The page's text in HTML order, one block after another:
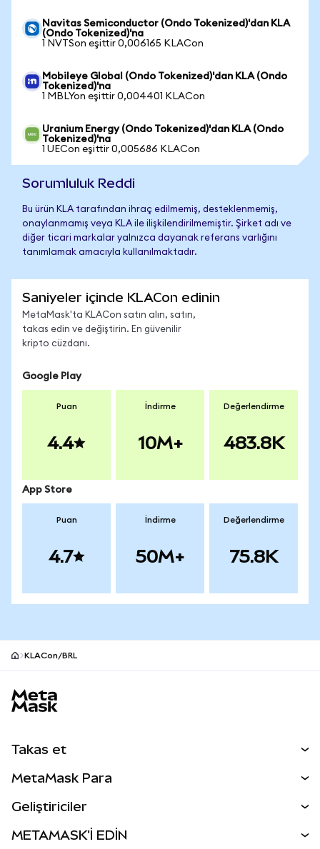
Navitas Semiconductor (Ondo Tokenized)'dan KLA
(Ondo Tokenized)'na
1 NVTSon eşittir 0,006165 KLACon
Mobileye Global (Ondo Tokenized)'dan KLA (Ondo
Tokenized)'na
1 MBLYon eşittir 0,004401 KLACon
Uranium Energy (Ondo Tokenized)'dan KLA (Ondo
Tokenized)'na
1 UECon eşittir 0,005686 KLACon
Sorumluluk Reddi
Bu ürün KLA tarafından ihraç edilmemiş, desteklenmemiş,
onaylanmamış veya KLA ile ilişkilendirilmemiştir. Şirket adı ve
diğer ticari markalar yalnızca dayanak referans varlığını
tanımlamak amacıyla kullanılmaktadır.
Saniyeler içinde KLACon edinin
MetaMask'ta KLACon satın alın, satın,
takas edin ve değiştirin. En güvenilir
kripto cüzdanı.
Google Play
Puan
4.4
İndirme
10M+
Değerlendirme
483.8K
App Store
Puan
4.7
İndirme
50M+
Değerlendirme
75.8K
KLACon/BRL
Takas et
Perps
RWA'lar
MetaMask Para
Geliştiriciler
METAMASK'İ EDİN